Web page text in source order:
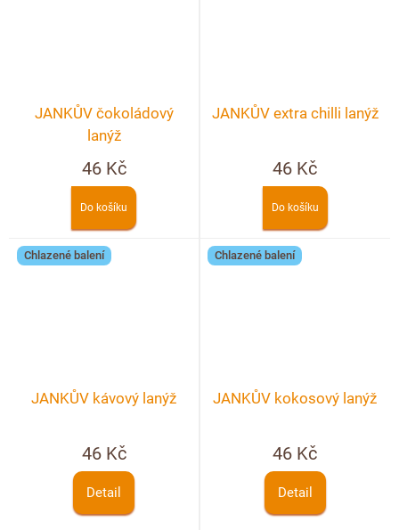
JANKŮV čokoládový
lanýž
46 Kč
Do košíku
JANKŮV extra chilli lanýž
46 Kč
Do košíku
Chlazené balení
JANKŮV kávový lanýž
46 Kč
Detail
Chlazené balení
JANKŮV kokosový lanýž
46 Kč
Detail